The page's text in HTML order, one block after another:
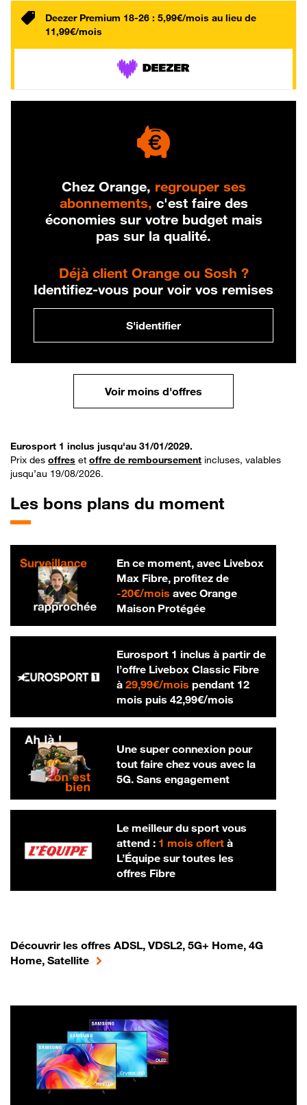
Deezer Premium 18-26 : 5,99€/mois au lieu de
11,99€/mois
Chez Orange, regrouper ses
abonnements, c'est faire des
économies sur votre budget mais
pas sur la qualité.
Déjà client Orange ou Sosh ?
Identifiez-vous pour voir vos remises
S'identifier
Voir moins d'offres
Eurosport 1 inclus jusqu'au 31/01/2029.
Prix des offres et offre de remboursement incluses, valables
jusqu’au 19/08/2026.
Les bons plans du moment
En ce moment, avec Livebox
Max Fibre, profitez de
-20€/mois20 € par mois
avec Orange
Maison Protégée
Eurosport 1 inclus à partir de
l’offre Livebox Classic Fibre
à 29,99€/mois29,99 € par mois
pendant 12
mois puis 42,99€/mois42,99 € par
Une super connexion pour
tout faire chez vous avec la
5G. Sans engagement
Le meilleur du sport vous
attend : 1 mois offertà
L’Équipe sur toutes les
offres Fibre
Découvrir les offres ADSL, VDSL2, 5G+ Home, 4G
Home, Satellite